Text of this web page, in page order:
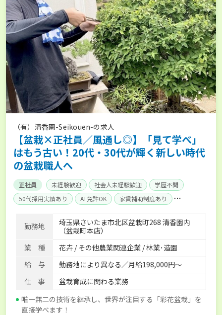
（有）清香園-Seikouen-の求人
【盆栽×正社員／風通し◎】「見て学べ」
はもう古い！20代・30代が輝く新しい時代
の盆栽職人へ
正社員 未経験歓迎 社会人未経験歓迎
学歴不問
50代採用実績あり
AT免許OK
家賃補助制度あり
残業月20時間以内
賞与実績あり
年間休日100日以上
社会保険完備
勤務地
埼玉県さいたま市北区盆栽町268 清香園内
（盆栽町本店）
業 種
花卉 / その他農業関連企業 / 林業･造園
給 与
勤務地により異なる／月給198,000円～
仕 事
盆栽育成に関わる業務
唯一無二の技術を継承し、世界が注目する「彩花盆栽」を
直接学べます！